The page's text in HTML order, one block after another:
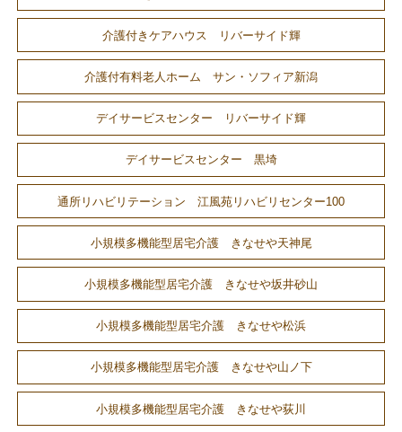
介護付きケアハウス リバーサイド輝
介護付有料老人ホーム サン・ソフィア新潟
デイサービスセンター リバーサイド輝
デイサービスセンター 黒埼
通所リハビリテーション 江風苑リハビリセンター100
小規模多機能型居宅介護 きなせや天神尾
小規模多機能型居宅介護 きなせや坂井砂山
小規模多機能型居宅介護 きなせや松浜
小規模多機能型居宅介護 きなせや山ノ下
小規模多機能型居宅介護 きなせや荻川